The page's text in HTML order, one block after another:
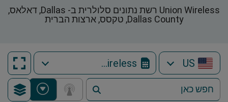
Union Wireless רשת נתונים סלולרית ב- Dallas, דאלאס,
Dallas County, טקסס, ארצות הברית
US
Union Wireless